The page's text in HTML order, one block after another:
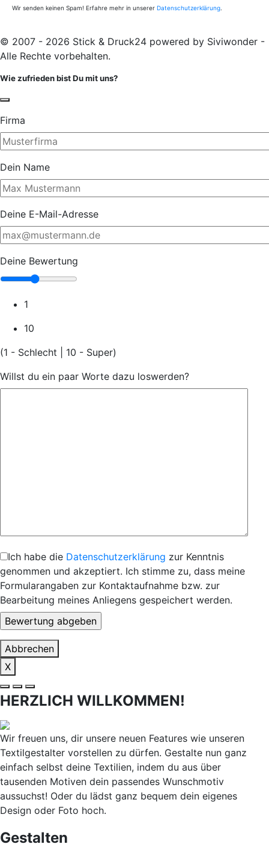
Wir senden keinen Spam! Erfahre mehr in unserer Datenschutzerklärung.
© 2007 - 2026 Stick & Druck24 powered by Siviwonder -
Alle Rechte vorbehalten.
Wie zufrieden bist Du mit uns?
Firma
Dein Name
Deine E-Mail-Adresse
Deine Bewertung
1
10
(1 - Schlecht | 10 - Super)
Willst du ein paar Worte dazu loswerden?
Ich habe die Datenschutzerklärung zur Kenntnis
genommen und akzeptiert. Ich stimme zu, dass meine
Formularangaben zur Kontaktaufnahme bzw. zur
Bearbeitung meines Anliegens gespeichert werden.
Abbrechen
X
HERZLICH WILLKOMMEN!
Wir freuen uns, dir unsere neuen Features wie unseren
Textilgestalter vorstellen zu dürfen. Gestalte nun ganz
einfach selbst deine Textilien, indem du aus über
tausenden Motiven dein passendes Wunschmotiv
aussuchst! Oder du lädst ganz bequem dein eigenes
Design oder Foto hoch.
Gestalten